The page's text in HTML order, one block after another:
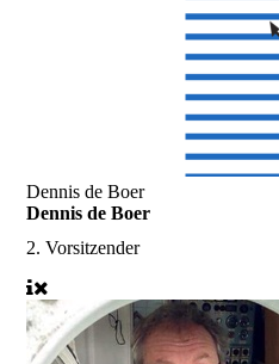
Dennis de Boer
Dennis de Boer
2. Vorsitzender